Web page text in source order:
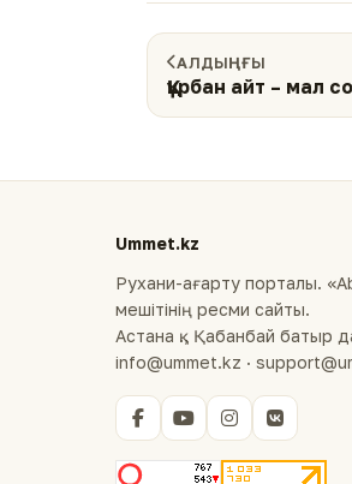
АЛДЫҢҒЫ
Құрбан айт – мал
Ummet.kz
Рухани-ағарту порталы.
мешітінің ресми сайты.
Астана қ., Қабанбай батыр
info@ummet.kz ·